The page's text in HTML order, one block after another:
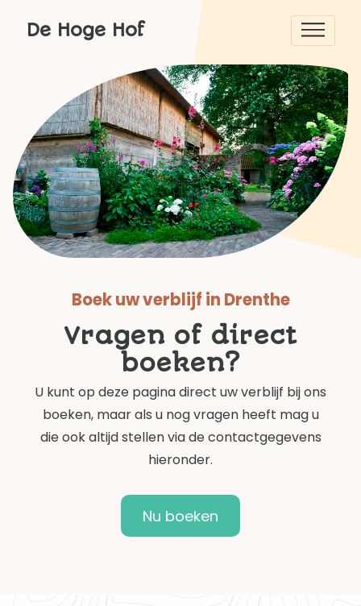
De Hoge Hof
Boek uw verblijf in Drenthe
Vragen of direct
boeken?
U kunt op deze pagina direct uw verblijf bij ons
boeken, maar als u nog vragen heeft mag u
die ook altijd stellen via de contactgegevens
hieronder.
Nu boeken